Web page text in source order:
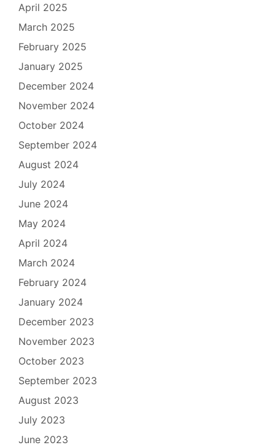
April 2025
March 2025
February 2025
January 2025
December 2024
November 2024
October 2024
September 2024
August 2024
July 2024
June 2024
May 2024
April 2024
March 2024
February 2024
January 2024
December 2023
November 2023
October 2023
September 2023
August 2023
July 2023
June 2023